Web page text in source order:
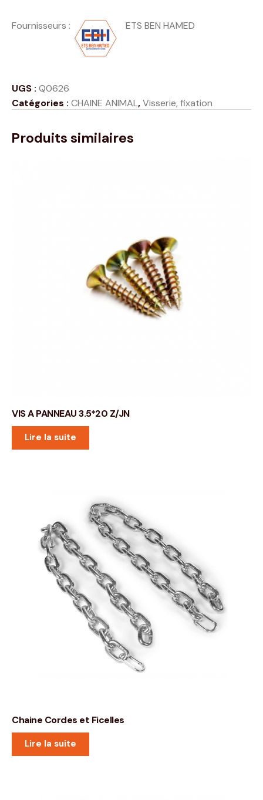
Fournisseurs : ETS BEN HAMED
UGS : Q0626
Catégories : CHAINE ANIMAL,Visserie, fixation
Produits similaires
VIS A PANNEAU 3.5*20 Z/JN
Lire la suite
Chaine Cordes et Ficelles
Lire la suite